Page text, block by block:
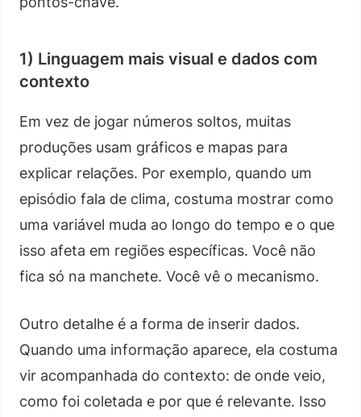
1) Linguagem mais visual e dados com
contexto
Em vez de jogar números soltos, muitas
produções usam gráficos e mapas para
explicar relações. Por exemplo, quando um
episódio fala de clima, costuma mostrar como
uma variável muda ao longo do tempo e o que
isso afeta em regiões específicas. Você não
fica só na manchete. Você vê o mecanismo.
Outro detalhe é a forma de inserir dados.
Quando uma informação aparece, ela costuma
vir acompanhada do contexto: de onde veio,
como foi coletada e por que é relevante. Isso